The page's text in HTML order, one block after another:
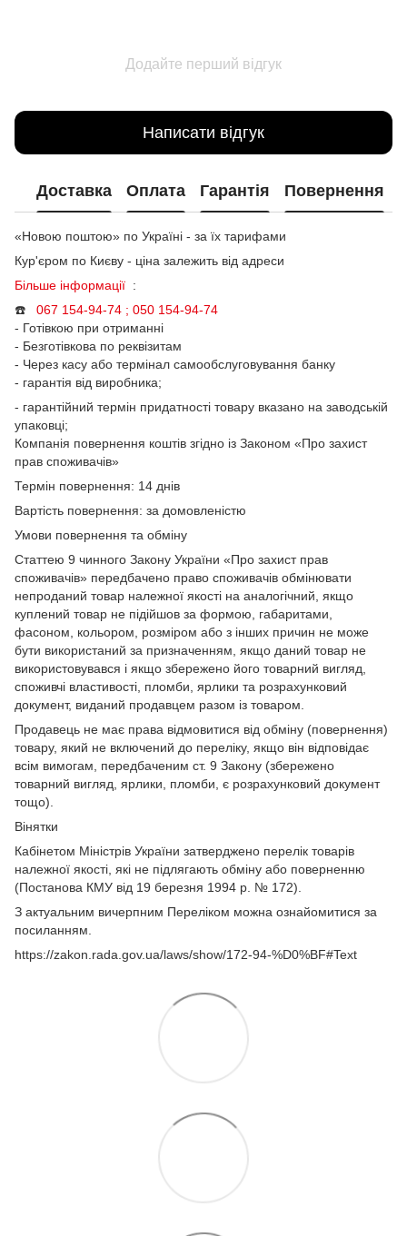
Додайте перший відгук
Написати відгук
Доставка Оплата Гарантія Повернення
«Новою поштою» по Україні - за їх тарифами
Кур'єром по Києву - ціна залежить від адреси
Більше інформації :
☎️ 067 154-94-74 ; 050 154-94-74
- Готівкою при отриманні
- Безготівкова по реквізитам
- Через касу або термінал самообслуговування банку
- гарантія від виробника;
- гарантійний термін придатності товару вказано на заводській
упаковці;
Компанія повернення коштів згідно із Законом «Про захист
прав споживачів»
Термін повернення: 14 днів
Вартість повернення: за домовленістю
Умови повернення та обміну
Статтею 9 чинного Закону України «Про захист прав
споживачів» передбачено право споживачів обмінювати
непроданий товар належної якості на аналогічний, якщо
куплений товар не підійшов за формою, габаритами,
фасоном, кольором, розміром або з інших причин не може
бути використаний за призначенням, якщо даний товар не
використовувався і якщо збережено його товарний вигляд,
споживчі властивості, пломби, ярлики та розрахунковий
документ, виданий продавцем разом із товаром.
Продавець не має права відмовитися від обміну (повернення)
товару, який не включений до переліку, якщо він відповідає
всім вимогам, передбаченим ст. 9 Закону (збережено
товарний вигляд, ярлики, пломби, є розрахунковий документ
тощо).
Вінятки
Кабінетом Міністрів України затверджено перелік товарів
належної якості, які не підлягають обміну або поверненню
(Постанова КМУ від 19 березня 1994 р. № 172).
З актуальним вичерпним Переліком можна ознайомитися за
посиланням.
https://zakon.rada.gov.ua/laws/show/172-94-%D0%BF#Text